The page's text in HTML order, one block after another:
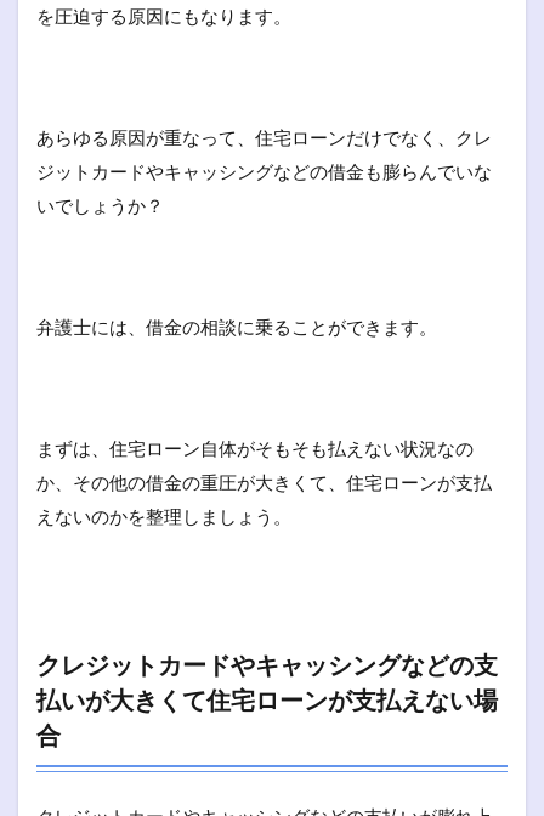
を圧迫する原因にもなります。
あらゆる原因が重なって、住宅ローンだけでなく、クレ
ジットカードやキャッシングなどの借金も膨らんでいな
いでしょうか？
弁護士には、借金の相談に乗ることができます。
まずは、住宅ローン自体がそもそも払えない状況なの
か、その他の借金の重圧が大きくて、住宅ローンが支払
えないのかを整理しましょう。
クレジットカードやキャッシングなどの支
払いが大きくて住宅ローンが支払えない場
合